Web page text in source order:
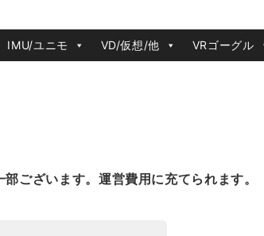
IMU/ユニモ VD/仮想/他 VRゴーグル
ございます。運営費用に充てられます。